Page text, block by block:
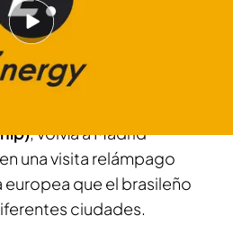
Werdum,
, volvía a Madrid
una visita relámpago
que el brasileño
ciudades.